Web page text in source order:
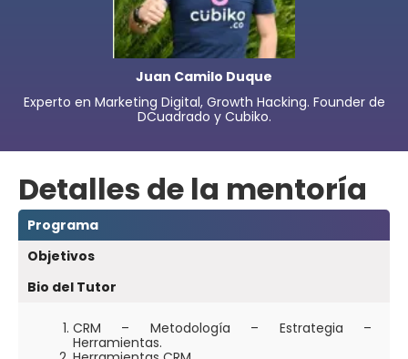
Juan Camilo Duque
Experto en Marketing Digital, Growth Hacking. Founder de
DCuadrado y Cubiko.
Detalles de la mentoría
Programa
Objetivos
Bio del Tutor
CRM – Metodología – Estrategia –
Herramientas.